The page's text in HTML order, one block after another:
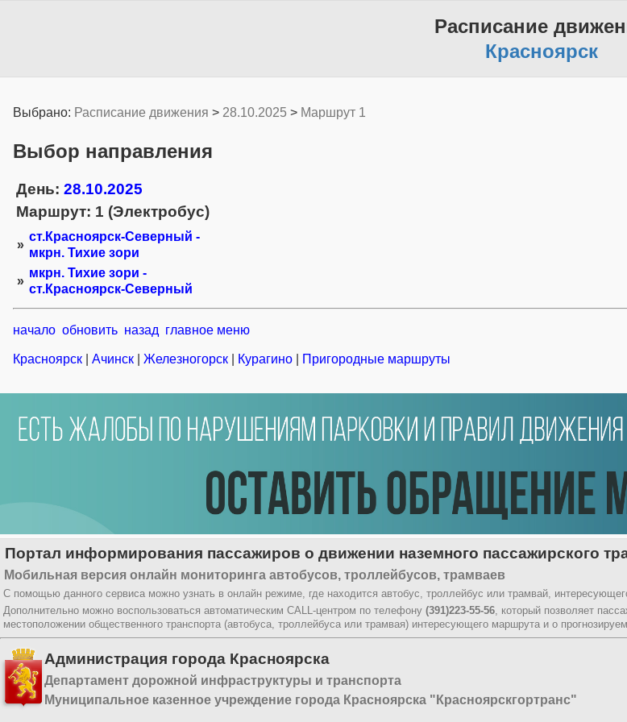
Расписание
Красноярск
Выбрано: Расписание движения > 28.10.2025 > Маршрут 1
Выбор направления
День: 28.10.2025
Маршрут: 1 (Электробус)
»
ст.Красноярск-Северный -
мкрн. Тихие зори
»
мкрн. Тихие зори -
ст.Красноярск-Северный
начало обновить назад главное меню
Красноярск Ачинск Железногорск Курагино Пригородные маршруты
Портал информирования пассажиров о движении наземного пассажирского
Мобильная версия онлайн мониторинга автобусов, троллейбусов, трамваев
С помощью данного сервиса можно узнать в онлайн режиме, где находится автобус, троллейбус или трамвай,
Дополнительно можно воспользоваться автоматическим CALL-центром по телефону (391)223-55-56, который позволяет
местоположении общественного транспорта (автобуса, троллейбуса или трамвая) интересующего маршрута и о
Администрация города Красноярска
Департамент дорожной инфраструктуры и транспорта
Муниципальное казенное учреждение города Красноярска "Красноярскгортранс"